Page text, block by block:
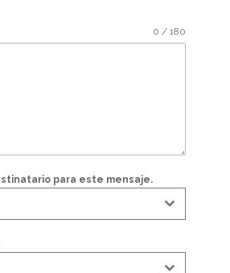
0 / 180
para este mensaje.